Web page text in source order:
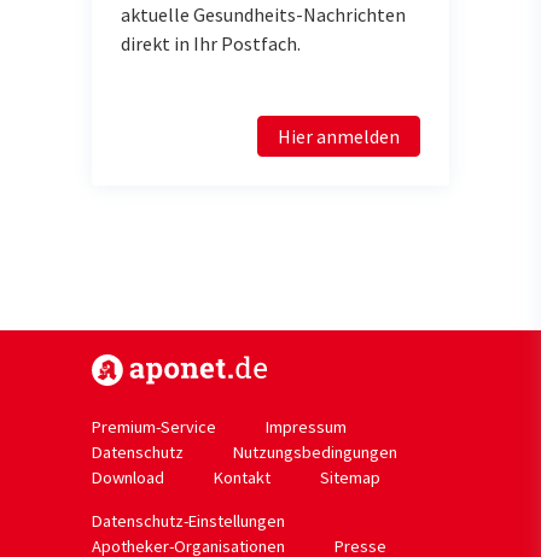
aktuelle Gesundheits-Nachrichten
direkt in Ihr Postfach.
Hier anmelden
Premium-Service
Impressum
Datenschutz
Nutzungsbedingungen
Download
Kontakt
Sitemap
Datenschutz-Einstellungen
Apotheker-Organisationen
Presse